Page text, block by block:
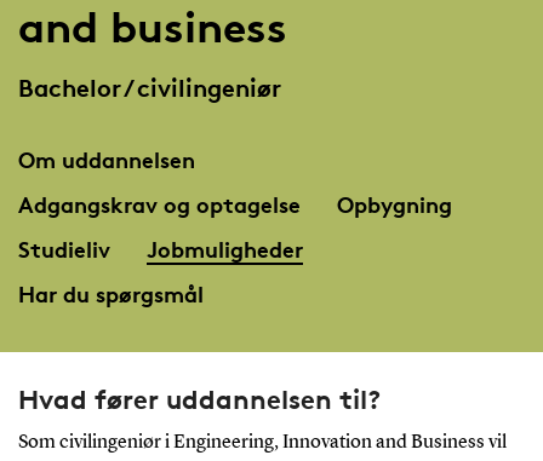
and business
Bachelor / civilingeniør
Om uddannelsen
Adgangskrav og optagelse
Opbygning
Studieliv
Jobmuligheder
Har du spørgsmål
Hvad fører uddannelsen til?
Som civilingeniør i Engineering, Innovation and Business vil